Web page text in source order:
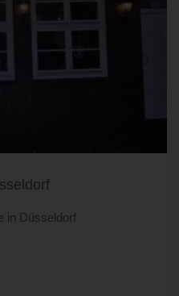
in Düsseldorf